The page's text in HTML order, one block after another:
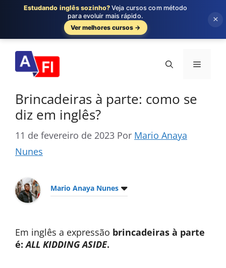
para
conteúdo
Menu
Brincadeiras à parte: como se
diz em inglês?
11 de fevereiro de 2023 Por Mario Anaya
Nunes
Mario Anaya Nunes
Em inglês a expressão brincadeiras à parte
é:ALL KIDDING ASIDE.
Estudando inglês sozinho? Veja cursos com método
para evoluir mais rápido.
Ver melhores cursos →
×